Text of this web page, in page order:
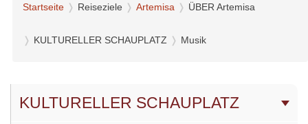
Startseite Reiseziele Artemisa ÜBER Artemisa
KULTURELLER SCHAUPLATZ Musik
KULTURELLER SCHAUPLATZ